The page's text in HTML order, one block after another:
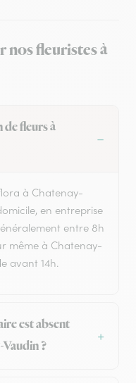
nos fleuristes à
de fleurs à
à Chatenay-
en entreprise
entre 8h
même à Chatenay-
avant 14h.
est absent
?